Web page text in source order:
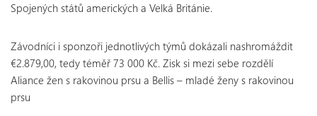
Spojených států amerických a Velká Británie.
Závodníci i sponzoři jednotlivých týmů dokázali nashromáždit
€2.879,00, tedy téměř 73 000 Kč. Zisk si mezi sebe rozdělí
Aliance žen s rakovinou prsu a Bellis – mladé ženy s rakovinou
prsu